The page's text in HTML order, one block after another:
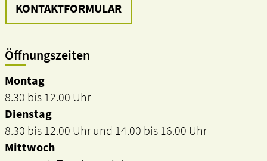
KONTAKTFORMULAR
Öffnungszeiten
Montag
8.30 bis 12.00 Uhr
Dienstag
8.30 bis 12.00 Uhr und 14.00 bis 16.00 Uhr
Mittwoch